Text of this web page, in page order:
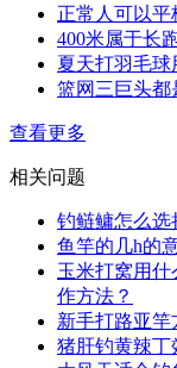
正常人可以
400米属于长
夏天打羽毛球
篮网三巨头都
查看更多
相关问题
钓鲢鳙怎么选
鱼竿的几h的
玉米打窝用什
作方法？
新手打路亚
猪肝钓黄辣丁